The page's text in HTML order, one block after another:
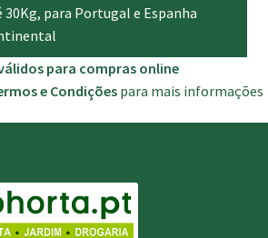
30Kg, para Portugal e Espanha
para compras online
e Condições para mais informações